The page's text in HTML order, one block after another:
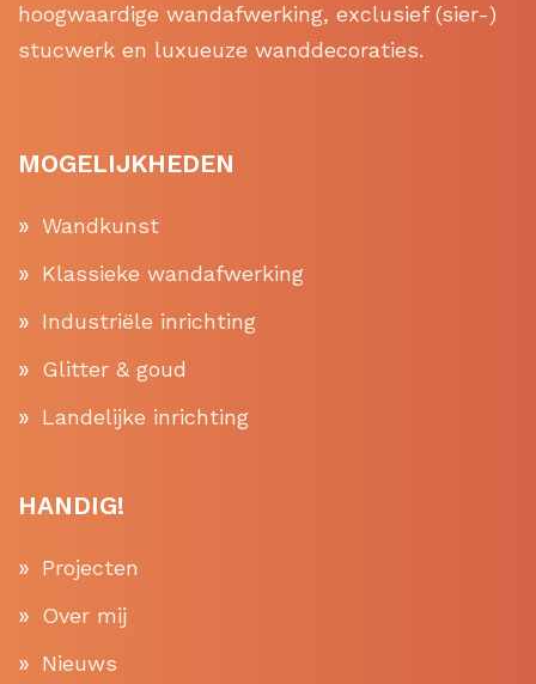
hoogwaardige wandafwerking, exclusief (sier-)
stucwerk en luxueuze wanddecoraties.
MOGELIJKHEDEN
Wandkunst
Klassieke wandafwerking
Industriële inrichting
Glitter & goud
Landelijke inrichting
HANDIG!
Projecten
Over mij
Nieuws